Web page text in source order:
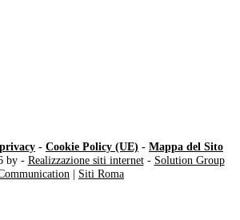
- Cookie Policy (UE) - Mappa del Sito
by - Realizzazione siti internet- Solution Group
| Siti Roma